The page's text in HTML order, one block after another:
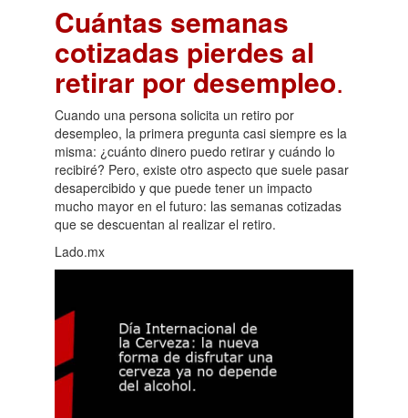
Cuántas semanas
cotizadas pierdes al
retirar por desempleo.
Cuando una persona solicita un retiro por
desempleo, la primera pregunta casi siempre es la
misma: ¿cuánto dinero puedo retirar y cuándo lo
recibiré? Pero, existe otro aspecto que suele pasar
desapercibido y que puede tener un impacto
mucho mayor en el futuro: las semanas cotizadas
que se descuentan al realizar el retiro.
Lado.mx